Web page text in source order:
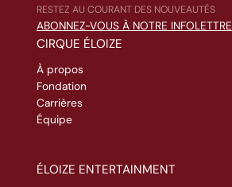
RESTEZ AU COURANT DES NOUVEAUTÉS
ABONNEZ-VOUS À NOTRE INFOLETTRE
CIRQUE ÉLOIZE
À propos
Fondation
Carrières
Équipe
ÉLOIZE ENTERTAINMENT